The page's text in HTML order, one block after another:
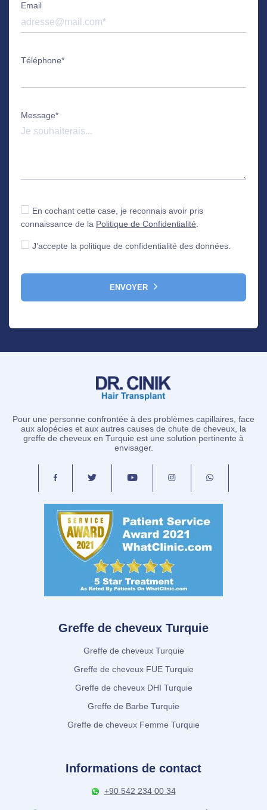
Email
Téléphone*
Message*
En cochant cette case, je reconnais avoir pris
connaissance de la Politique de Confidentialité.
J’accepte la politique de confidentialité des données.
ENVOYER
Pour une personne confrontée à des problèmes capillaires, face
aux alopécies et aux autres causes de chute de cheveux, la
greffe de cheveux en Turquie est une solution pertinente à
envisager.
Greffe de cheveux Turquie
Greffe de cheveux Turquie
Greffe de cheveux FUE Turquie
Greffe de cheveux DHI Turquie
Greffe de Barbe Turquie
Greffe de cheveux Femme Turquie
Informations de contact
+90 542 234 00 34